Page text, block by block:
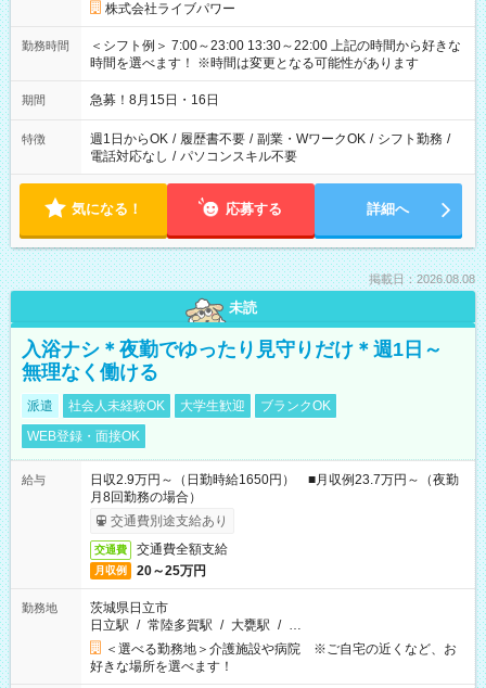
株式会社ライブパワー
勤務時間
＜シフト例＞ 7:00～23:00 13:30～22:00 上記の時間から好きな
時間を選べます！ ※時間は変更となる可能性があります
期間 急募！8月15日・16日
特徴 週1日からOK / 履歴書不要 / 副業・WワークOK / シフト勤務 /
電話対応なし / パソコンスキル不要
気になる！ 応募する 詳細へ
掲載日：2026.08.08
未読
入浴ナシ＊夜勤でゆったり見守りだけ＊週1日～
無理なく働ける
派遣 社会人未経験OK 大学生歓迎
ブランクOK
WEB登録・面接OK
給与
日収2.9万円～（日勤時給1650円） ■月収例23.7万円～（夜勤
月8回勤務の場合）
交通費別途支給あり
交通費 交通費全額支給
月収例 20～25万円
勤務地
茨城県日立市
日立駅 / 常陸多賀駅 / 大甕駅 / …
＜選べる勤務地＞介護施設や病院 ※ご自宅の近くなど、お
好きな場所を選べます！